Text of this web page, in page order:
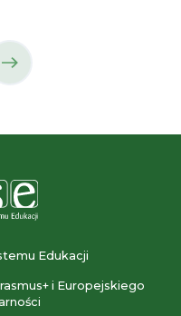
następny
Edukacji
i Europejskiego